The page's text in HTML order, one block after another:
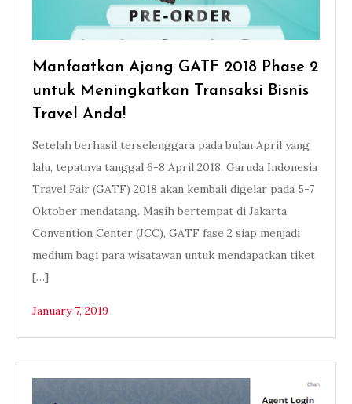
Manfaatkan Ajang GATF 2018 Phase 2
untuk Meningkatkan Transaksi Bisnis
Travel Anda!
Setelah berhasil terselenggara pada bulan April yang
lalu, tepatnya tanggal 6-8 April 2018, Garuda Indonesia
Travel Fair (GATF) 2018 akan kembali digelar pada 5-7
Oktober mendatang. Masih bertempat di Jakarta
Convention Center (JCC), GATF fase 2 siap menjadi
medium bagi para wisatawan untuk mendapatkan tiket
[…]
January 7, 2019